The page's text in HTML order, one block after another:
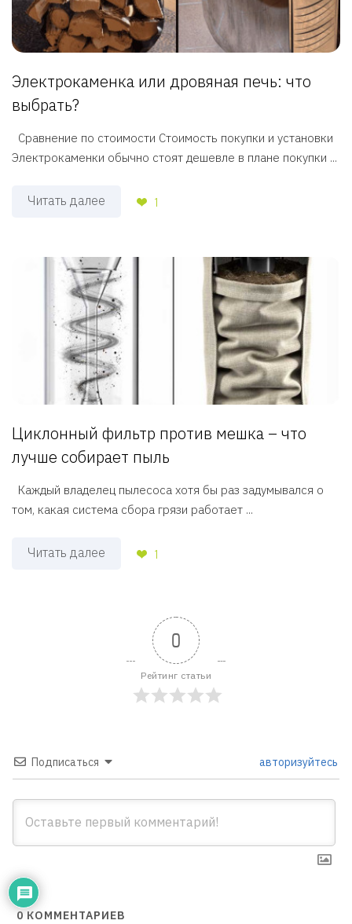
Электрокаменка или дровяная печь: что
выбрать?
Сравнение по стоимости Стоимость покупки и установки
Электрокаменки обычно стоят дешевле в плане покупки ...
Читать далее 1
Циклонный фильтр против мешка – что
лучше собирает пыль
Каждый владелец пылесоса хотя бы раз задумывался о
том, какая система сбора грязи работает ...
Читать далее 1
0
Рейтинг статьи
Подписаться авторизуйтесь
0 КОММЕНТАРИЕВ